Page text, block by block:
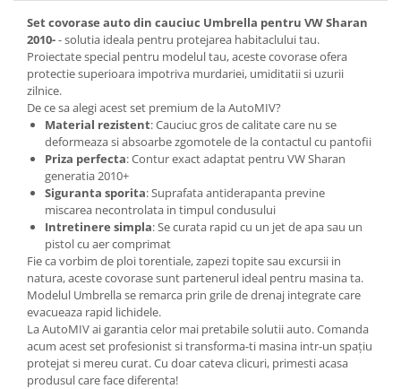
Set covorase auto din cauciuc Umbrella pentru VW Sharan
2010-- solutia ideala pentru protejarea habitaclului tau.
Proiectate special pentru modelul tau, aceste covorase ofera
protectie superioara impotriva murdariei, umiditatii si uzurii
zilnice.
De ce sa alegi acest set premium de la AutoMIV?
Material rezistent: Cauciuc gros de calitate care nu se
deformeaza si absoarbe zgomotele de la contactul cu pantofii
Priza perfecta: Contur exact adaptat pentru VW Sharan
generatia 2010+
Siguranta sporita: Suprafata antiderapanta previne
miscarea necontrolata in timpul condusului
Intretinere simpla: Se curata rapid cu un jet de apa sau un
pistol cu aer comprimat
Fie ca vorbim de ploi torentiale, zapezi topite sau excursii in
natura, aceste covorase sunt partenerul ideal pentru masina ta.
Modelul Umbrella se remarca prin grile de drenaj integrate care
evacueaza rapid lichidele.
La AutoMIV ai garantia celor mai pretabile solutii auto. Comanda
acum acest set profesionist si transforma-ti masina intr-un spațiu
protejat si mereu curat. Cu doar cateva clicuri, primesti acasa
produsul care face diferenta!